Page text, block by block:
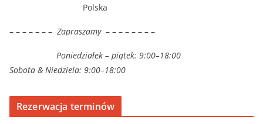
Polska
– – – – – – – Zapraszamy – – – – – – – –
Poniedziałek – piątek: 9:00–18:00
Sobota & Niedziela: 9:00–18:00
Rezerwacja terminów